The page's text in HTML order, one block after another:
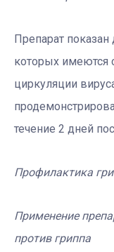
Препарат показан
которых имеются
циркуляции
течение 2 дней
Профилактика
Применение
против гриппа